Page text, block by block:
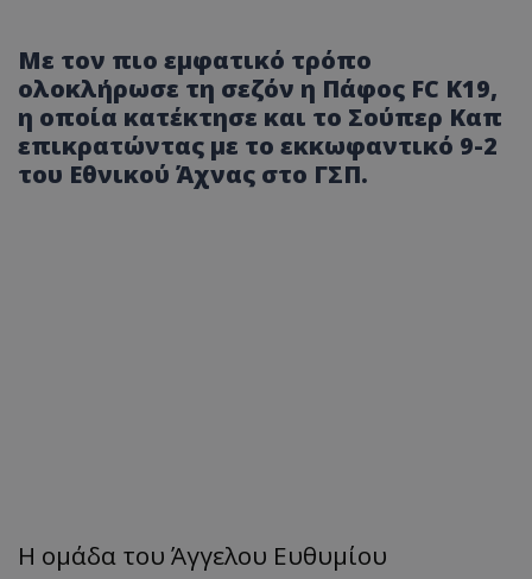
Με τον πιο εμφατικό τρόπο
ολοκλήρωσε τη σεζόν η Πάφος FC Κ19,
η οποία κατέκτησε και το Σούπερ Καπ
επικρατώντας με το εκκωφαντικό 9-2
του Εθνικού Άχνας στο ΓΣΠ.
Η ομάδα του Άγγελου Ευθυμίου